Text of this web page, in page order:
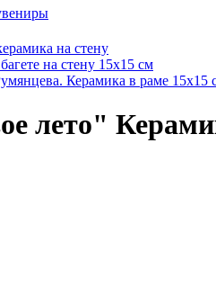
на стену
на стену 15х15 см
Керамика в раме 15х15
лето"